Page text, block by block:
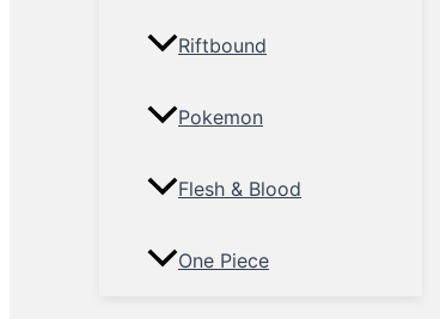
Riftbound
Pokemon
Flesh & Blood
One Piece